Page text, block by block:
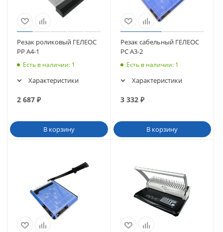
Резак роликовый ГЕЛЕОС
РР A4-1
Есть в наличии: 1
Характеристики
2 687 ₽
В корзину
Резак сабельный ГЕЛЕОС
РС A3-2
Есть в наличии: 1
Характеристики
3 332₽
В корзину